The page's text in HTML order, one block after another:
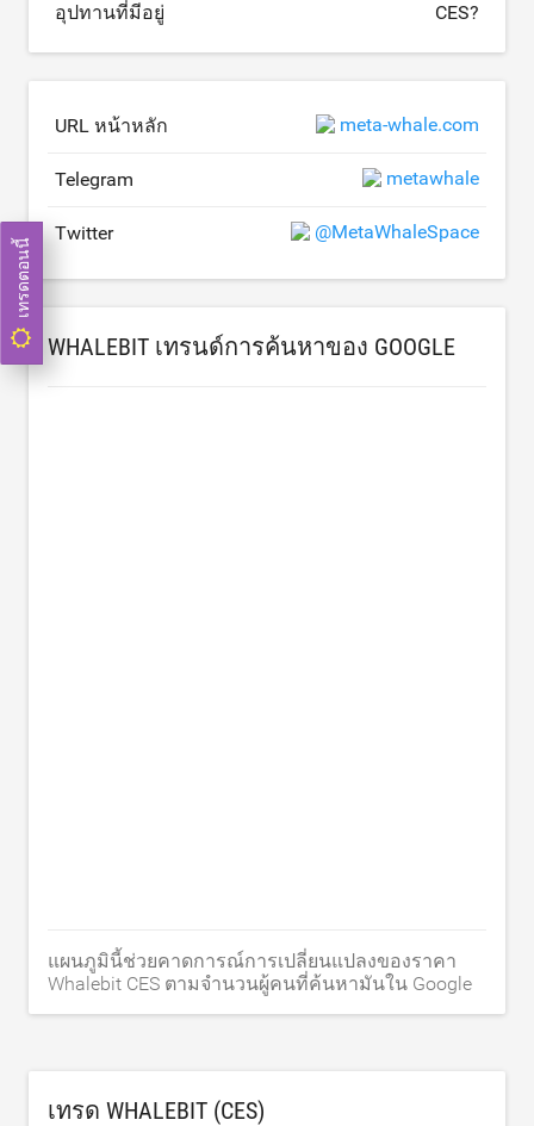
อุปทานที่มีอยู่ CES?
URL หน้าหลัก meta-whale.com
Telegram metawhale
Twitter @MetaWhaleSpace
WHALEBIT เทรนด์การค้นหาของ GOOGLE
แผนภูมินี้ช่วยคาดการณ์การเปลี่ยนแปลงของราคา
Whalebit CES ตามจำนวนผู้คนที่ค้นหามันใน Google
เทรด WHALEBIT (CES)
เทรดตอนนี้